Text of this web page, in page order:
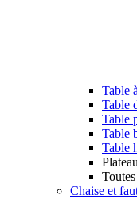
Table
Table
Table
Table
Table
Chaise et